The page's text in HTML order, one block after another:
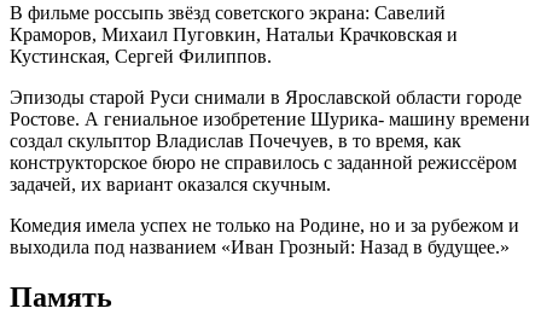
В фильме россыпь звёзд советского экрана: Савелий
Краморов, Михаил Пуговкин, Натальи Крачковская и
Кустинская, Сергей Филиппов.
Эпизоды старой Руси снимали в Ярославской области городе
Ростове. А гениальное изобретение Шурика- машину времени
создал скульптор Владислав Почечуев, в то время, как
конструкторское бюро не справилось с заданной режиссёром
задачей, их вариант оказался скучным.
Комедия имела успех не только на Родине, но и за рубежом и
выходила под названием «Иван Грозный: Назад в будущее.»
Память